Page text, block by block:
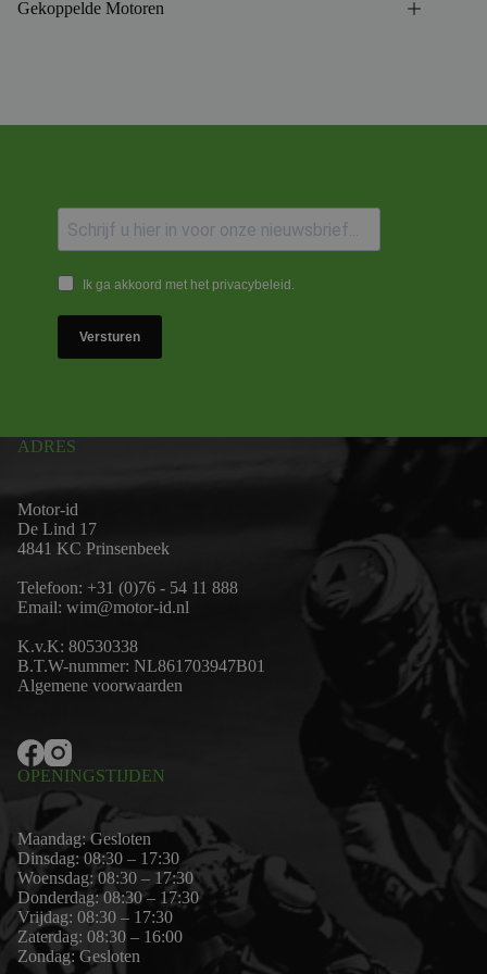
Gekoppelde Motoren
Ik ga akkoord met het privacybeleid.
Versturen
ADRES
Motor-id
De Lind 17
4841 KC Prinsenbeek
Telefoon: +31 (0)76 - 54 11 888
Email: wim@motor-id.nl
K.v.K: 80530338
B.T.W-nummer: NL861703947B01
Algemene voorwaarden
OPENINGSTIJDEN
Maandag: Gesloten
Dinsdag: 08:30 – 17:30
Woensdag: 08:30 – 17:30
Donderdag: 08:30 – 17:30
Vrijdag: 08:30 – 17:30
Zaterdag: 08:30 – 16:00
Zondag: Gesloten